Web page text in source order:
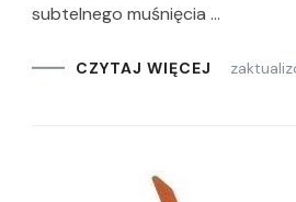
subtelnego muśnięcia …
CZYTAJ WIĘCEJ